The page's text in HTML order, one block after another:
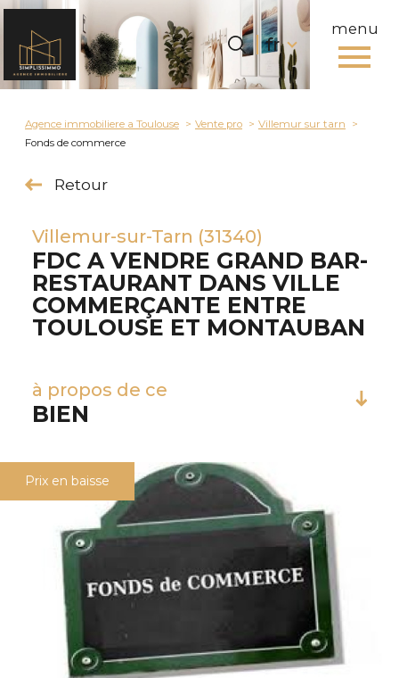
menu
Langue
fr
Accueil 0 Langue
fr
Agence immobiliere a Toulouse Vente pro
Villemur sur tarn
Fonds de commerce
Retour
Villemur-sur-Tarn (31340)
FDC A VENDRE GRAND BAR-
RESTAURANT DANS VILLE
COMMERÇANTE ENTRE
TOULOUSE ET MONTAUBAN
à propos de ce
BIEN
Plus d'informations
FINANCIÈRES
Plus de
DÉTAILS
Prix en baisse